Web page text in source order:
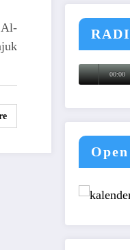
00:00